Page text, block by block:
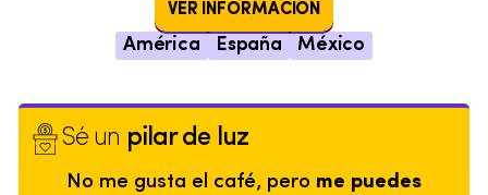
VER INFORMACIÓN
América España México
Sé un pilar de luz
No me gusta el café, pero me puedes